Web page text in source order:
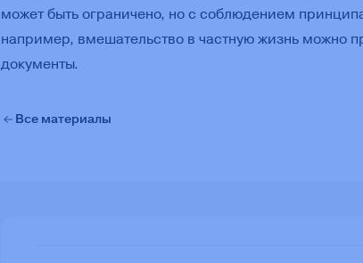
может быть ограничено, но с соблюдением
например, вмешательство в частную жизнь можно
документы.
Все материалы